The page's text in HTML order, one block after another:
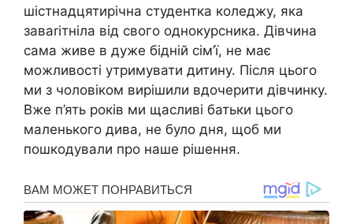
шістнадцятирічна студентка коледжу, яка
заваrітніла від свого однокурсника. Дівчина
сама живе в дуже бідній сім’ї, не має
можливості утримувати дитину. Після цього
ми з чоловіком вирішили вдочерити дівчинку.
Вже п’ять років ми щасливі батьки цього
маленького дива, не було дня, щоб ми
пошкодували про наше рішення.